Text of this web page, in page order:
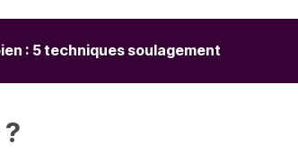
: 5 techniques soulagement